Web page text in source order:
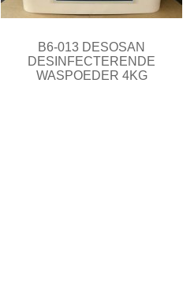
B6-013 DESOSAN
DESINFECTERENDE
WASPOEDER 4KG